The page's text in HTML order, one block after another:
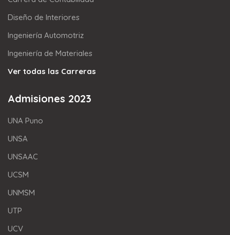
Diseño de Interiores
Ingeniería Automotriz
Ingeniería de Materiales
Ver todas las Carreras
Admisiones 2023
UNA Puno
UNSA
UNSAAC
UCSM
UNMSM
UTP
UCV